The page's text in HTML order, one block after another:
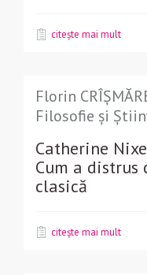
citește mai mult
Florin
Filosofie și
Catherine
Cum a
clasică
citește mai mult